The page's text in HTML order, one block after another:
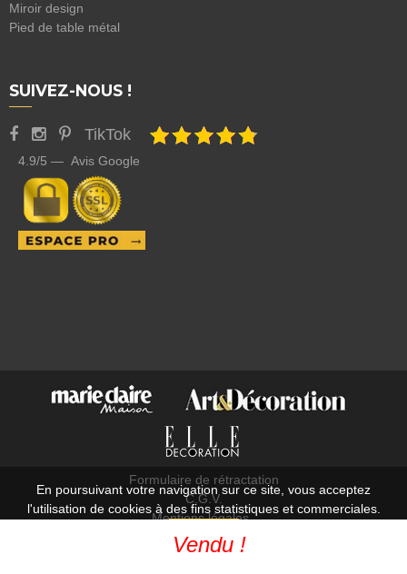
Vendu !
Miroir design
Pied de table métal
SUIVEZ-NOUS !
TikTok
4.9/5 — Avis Google
Formulaire de rétractation
C.G.V.
Mentions légales
En poursuivant votre navigation sur ce site, vous acceptez
l'utilisation de cookies à des fins statistiques et commerciales.
OK